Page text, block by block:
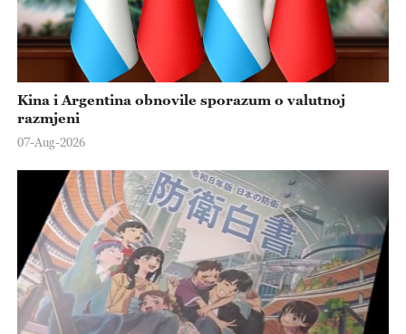
Kina i Argentina obnovile sporazum o valutnoj
razmjeni
07-Aug-2026